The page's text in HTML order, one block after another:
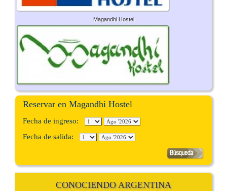
Magandhi Hostel
Reservar en Magandhi Hostel
Fecha de ingreso:
Fecha de salida:
CONOCIENDO ARGENTINA